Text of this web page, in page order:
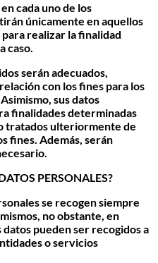
cada uno de los
únicamente en aquellos
realizar la finalidad
caso.
serán adecuados,
con los fines para los
sus datos
finalidades determinadas
tratados ulteriormente de
fines. Además, serán
PERSONALES?
se recogen siempre
no obstante, en
pueden ser recogidos a
o servicios